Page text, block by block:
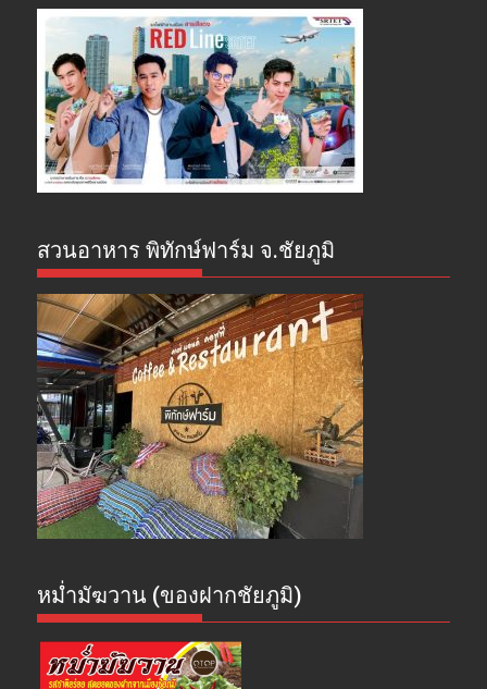
สวนอาหาร พิทักษ์ฟาร์ม จ.ชัยภูมิ
หม่ำมัฆวาน (ของฝากชัยภูมิ)